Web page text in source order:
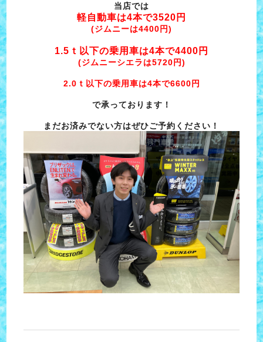
当店では
軽自動車は4本で3520円
(ジムニーは4400円)
1.5ｔ以下の乗用車は4本で4400円
(ジムニーシエラは5720円)
2.0ｔ以下の乗用車は4本で6600円
で承っております！
まだお済みでない方はぜひご予約ください！